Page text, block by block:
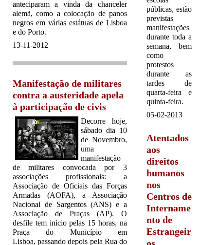
anteciparam a vinda da chanceler
alemã, como a colocação de panos
negros em várias estátuas de Lisboa
e do Porto.
13-11-2012
Manifestação de militares
contra a austeridade apela
à participação de civis
Decorre hoje,
sábado dia 10
de Novembro,
uma
manifestação
de militares convocada por 3
associações profissionais: a
Associação de Oficiais das Forças
Armadas (AOFA), a Associação
Nacional de Sargentos (ANS) e a
Associação de Praças (AP). O
desfile tem início pelas 15 horas, na
Praça do Município em
Lisboa, passando depois pela Rua do
públicas, estão
previstas
manifestações
durante toda a
semana, bem
como
protestos
durante as
tardes de
quarta-feira e
quinta-feira.
05-02-2013
Atentados
aos
direitos
humanos
nos
Centros de
Intername
nto de
Estrangeir